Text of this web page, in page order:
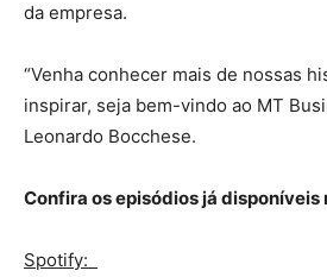
da empresa.
“Venha conhecer mais de nossas
inspirar, seja bem-vindo ao MT
Leonardo Bocchese.
Confira os episódios já disponíveis
Spotify: